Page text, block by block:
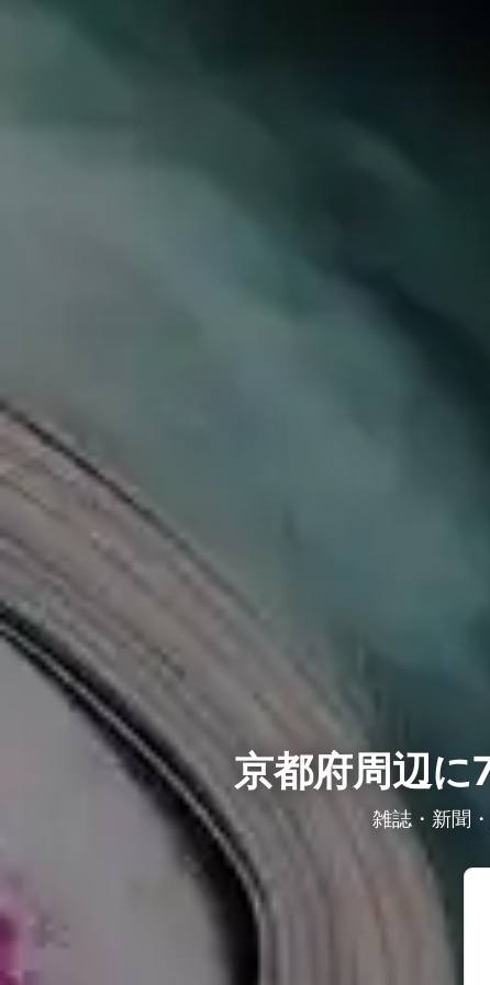
京都府周辺に
雑誌・新聞